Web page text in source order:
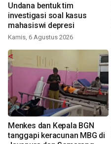
Undana bentuk tim
investigasi soal kasus
mahasiswi depresi
Kamis, 6 Agustus 2026
Menkes dan Kepala BGN
tanggapi keracunan MBG di